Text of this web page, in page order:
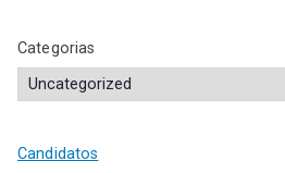
Categorias
Candidatos